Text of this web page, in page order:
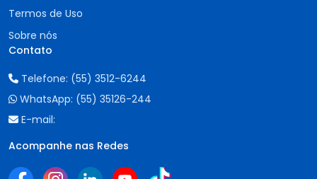
Termos de Uso
Sobre nós
Contato
Telefone: (55) 3512-6244
WhatsApp: (55) 35126-244
E-mail:
Acompanhe nas Redes